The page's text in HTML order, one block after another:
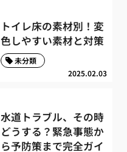
トイレ床の素材別！変
色しやすい素材と対策
2025.02.03
未分類
水道トラブル、その時
どうする？緊急事態か
ら予防策まで完全ガイ